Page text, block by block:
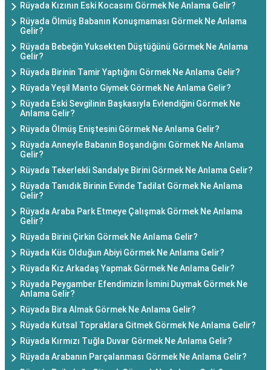
Rüyada Kızının Eski Kocasını Görmek Ne Anlama Gelir?
Rüyada Ölmüş Babanın Konuşmaması Görmek Ne Anlama
Gelir?
Rüyada Bebeğin Yuksekten Düştüğünü Görmek Ne Anlama
Gelir?
Rüyada Birinin Tamir Yaptığını Görmek Ne Anlama Gelir?
Rüyada Yeşil Manto Giymek Görmek Ne Anlama Gelir?
Rüyada Eski Sevgilinin Başkasıyla Evlendiğini Görmek Ne
Anlama Gelir?
Rüyada Ölmüş Eniştesini Görmek Ne Anlama Gelir?
Rüyada Anneyle Babanın Boşandığını Görmek Ne Anlama
Gelir?
Rüyada Tekerlekli Sandalye Birini Görmek Ne Anlama Gelir?
Rüyada Tanıdık Birinin Evinde Tadilat Görmek Ne Anlama
Gelir?
Rüyada Araba Park Etmeye Çalışmak Görmek Ne Anlama
Gelir?
Rüyada Birini Çirkin Görmek Ne Anlama Gelir?
Rüyada Küs Olduğun Abiyi Görmek Ne Anlama Gelir?
Rüyada Kız Arkadaş Yapmak Görmek Ne Anlama Gelir?
Rüyada Peygamber Efendimizin İsmini Duymak Görmek Ne
Anlama Gelir?
Rüyada Bira Almak Görmek Ne Anlama Gelir?
Rüyada Kutsal Topraklara Gitmek Görmek Ne Anlama Gelir?
Rüyada Kırmızı Tuğla Duvar Görmek Ne Anlama Gelir?
Rüyada Arabanın Parçalanması Görmek Ne Anlama Gelir?